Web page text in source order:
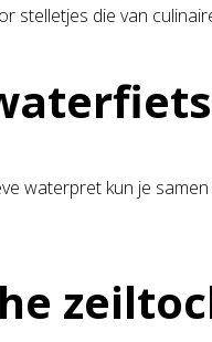
stelletjes die van
waterpret kun je